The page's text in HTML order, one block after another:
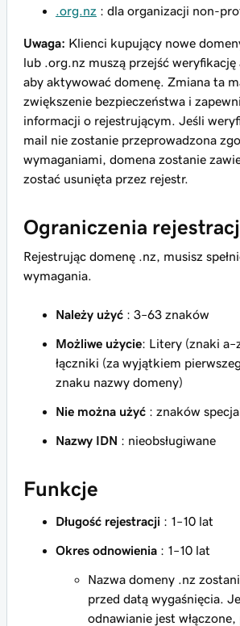
.org.nz : dla organizacji non-
Uwaga: Klienci kupujący nowe
lub .org.nz muszą przejść weryfikację
aby aktywować domenę. Zmiana ta
zwiększenie bezpieczeństwa i
informacji o rejestrującym. Jeśli
mail nie zostanie przeprowadzona
wymaganiami, domena zostanie
zostać usunięta przez rejestr.
Ograniczenia
Rejestrując domenę .nz, musisz
wymagania.
Należy użyć : 3–63 znaków
Możliwe użycie: Litery (znaki
łączniki (za wyjątkiem
znaku nazwy domeny)
Nie można użyć : znaków
Nazwy IDN : nieobsługiwane
Funkcje
Długość rejestracji : 1–10 lat
Okres odnowienia : 1–10 lat
Nazwa domeny .nz
przed datą wygaśnięcia.
odnawianie jest